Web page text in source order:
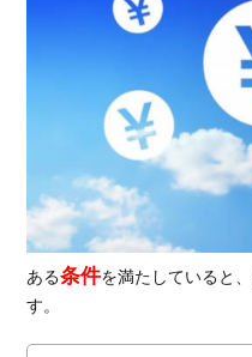
ある条件を満たしていると
す。